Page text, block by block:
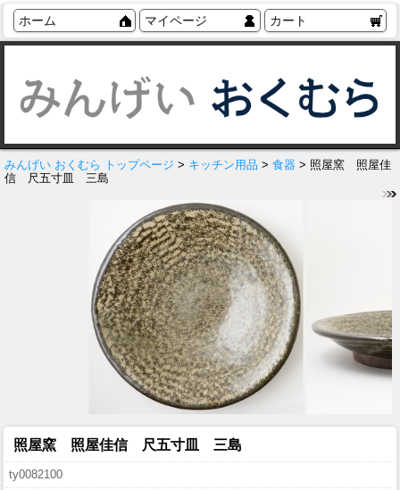
ホーム マイページ カート
みんげい おくむら トップページ > キッチン用品 > 食器 > 照屋窯 照屋佳
信 尺五寸皿 三島
照屋窯 照屋佳信 尺五寸皿 三島
ty0082100